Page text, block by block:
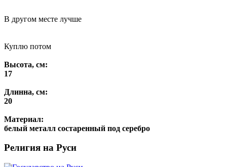
В другом месте лучше
Куплю потом
Высота, см:
17
Длинна, см:
20
Материал:
белый металл состаренный под серебро
Религия на Руси